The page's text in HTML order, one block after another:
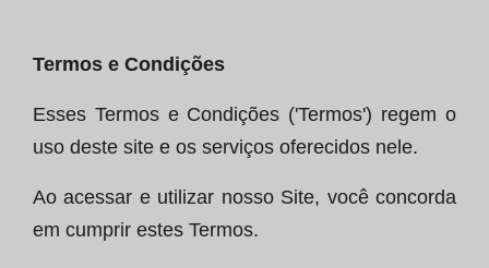
Termos e Condições
Esses Termos e Condições ('Termos') regem o
uso deste site e os serviços oferecidos nele.
Ao acessar e utilizar nosso Site, você concorda
em cumprir estes Termos.